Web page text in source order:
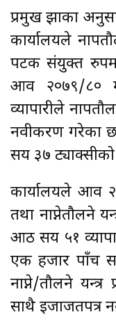
प्रमुख झाका
कार्यालयले
पटक संयुक्त
आव २०७९/
व्यापारीले
नवीकरण गरेका
सय ३७
कार्यालयले आव
तथा नाप्नेतौलने
आठ सय ५१
एक हजार पाँच
नाप्ने/तौलने यन्त्र
साथै इजाजतपत्र